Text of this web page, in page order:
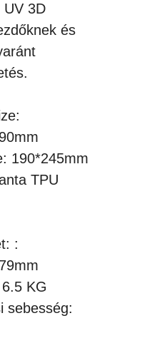
UV 3D
és
190*245mm
TPU
:
KG
sebesség: